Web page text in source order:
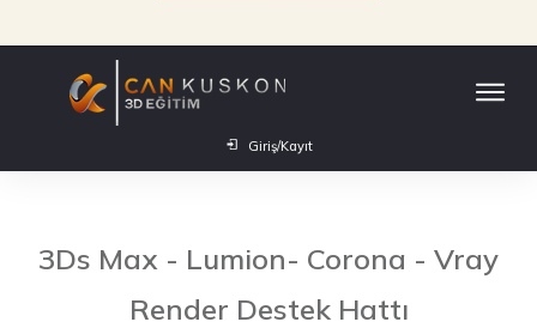
Giriş/Kayıt
3Ds Max - Lumion- Corona - Vray
Render Destek Hattı